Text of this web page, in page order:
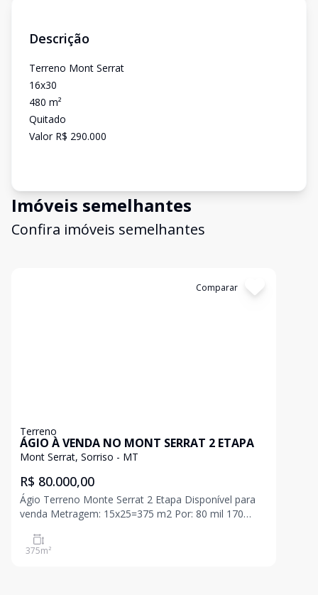
Descrição
Terreno Mont Serrat
16x30
480 m²
Quitado
Valor R$ 290.000
Imóveis semelhantes
Confira imóveis semelhantes
Comparar
Terreno
ÁGIO À VENDA NO MONT SERRAT 2 ETAPA
Mont Serrat, Sorriso - MT
R$ 80.000,00
Ágio Terreno Monte Serrat 2 Etapa Disponível para
venda Metragem: 15x25=375 m2 Por: 80 mil 170
negócio CRECI J 17.038 FIP Valor sujeito a alteração
sem aviso prévio.
375m²